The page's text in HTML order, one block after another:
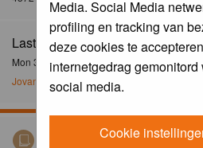
Media. Social Media
profiling en tracking van
deze cookies te
internetgedrag
social media.
Cookie
Last Post:
Mon 30 Dec 2024, 21:02
Jovanzo
Birdpix spelregels